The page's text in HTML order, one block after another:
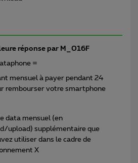
réponse par M_016F
=
mensuel à payer pendant 24
rembourser votre smartphone
data mensuel (en
upload) supplémentaire que
utiliser dans le cadre de
X